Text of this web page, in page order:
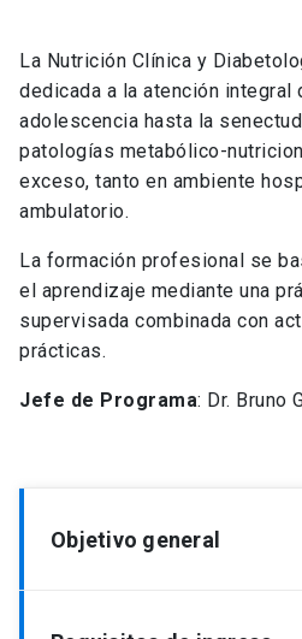
La Nutrición Clínica y
dedicada a la atención
adolescencia hasta la
patologías metabólico-
exceso, tanto en ambiente
ambulatorio.
La formación profesional se
el aprendizaje mediante una
supervisada combinada con
prácticas.
Jefe de Programa: Dr. Bruno
Objetivo general
Los especialistas